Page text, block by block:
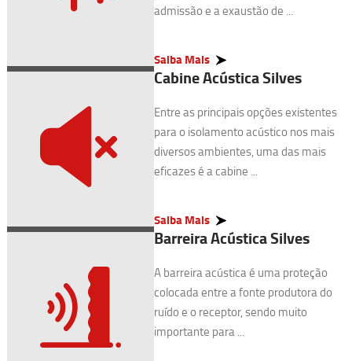
admissão e a exaustão de ...
Saiba Mais
Cabine Acústica Silves
Entre as principais opções existentes
para o isolamento acústico nos mais
diversos ambientes, uma das mais
eficazes é a cabine ...
Saiba Mais
Barreira Acústica Silves
A barreira acústica é uma proteção
colocada entre a fonte produtora do
ruído e o receptor, sendo muito
importante para ...